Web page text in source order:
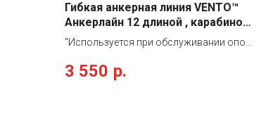
Гибкая анкерная линия VENTO™
Анкерлайн 12 длиной , карабином
vnt 091 10
"Используется при обслуживании опор
сложных металлоконструкций.
3 550 р.